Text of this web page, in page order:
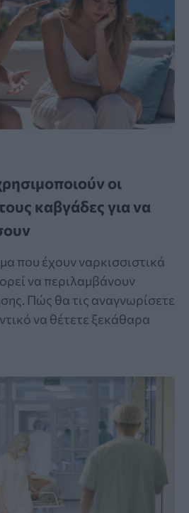
οι
καβγάδες για να
που έχουν ναρκισσιστικά
να περιλαμβάνουν
Πώς θα τις αναγνωρίσετε
να θέτετε ξεκάθαρα